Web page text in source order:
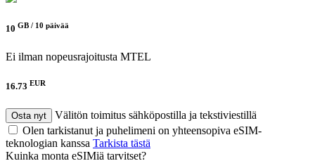
10 GB / 10 päivää
Ei ilman nopeusrajoitusta MTEL
16.73 EUR
Osta nyt
Välitön toimitus sähköpostilla ja tekstiviestillä
Olen tarkistanut ja puhelimeni on yhteensopiva eSIM-
teknologian kanssa Tarkista tästä
Kuinka monta eSIMiä tarvitset?